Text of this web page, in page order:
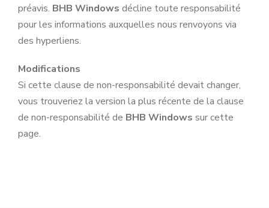
préavis. BHB Windows décline toute responsabilité
pour les informations auxquelles nous renvoyons via
des hyperliens.
Modifications
Si cette clause de non-responsabilité devait changer,
vous trouveriez la version la plus récente de la clause
de non-responsabilité de BHB Windows sur cette
page.